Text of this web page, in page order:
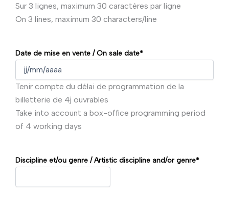
Sur 3 lignes, maximum 30 caractères par ligne
On 3 lines, maximum 30 characters/line
Date de mise en vente / On sale date*
slash
MM
slash
AAAA
Tenir compte du délai de programmation de la
billetterie de 4j ouvrables
Take into account a box-office programming period
of 4 working days
Discipline et/ou genre / Artistic discipline and/or genre*